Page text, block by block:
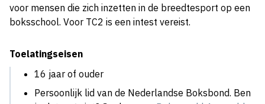
voor mensen die zich inzetten in de breedtesport op een
boksschool. Voor TC2 is een intest vereist.
Toelatingseisen
16 jaar of ouder
Persoonlijk lid van de Nederlandse Boksbond. Ben